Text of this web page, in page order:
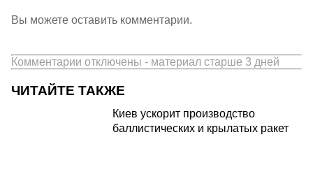
Вы можете оставить комментарии.
Комментарии отключены - материал старше 3 дней
ЧИТАЙТЕ ТАКЖЕ
Киев ускорит производство
баллистических и крылатых ракет